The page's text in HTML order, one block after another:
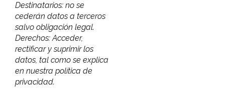
Destinatarios: no se
cederán datos a terceros
salvo obligación legal.
Derechos: Acceder,
rectificar y suprimir los
datos, tal como se explica
en nuestra política de
privacidad.